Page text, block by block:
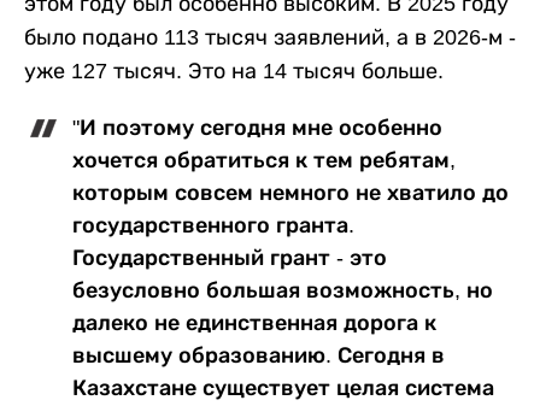
было подано 113 тысяч заявлений, а в 2026-м -
уже 127 тысяч. Это на 14 тысяч больше.
"И поэтому сегодня мне особенно
хочется обратиться к тем ребятам,
которым совсем немного не хватило до
государственного гранта.
Государственный грант - это
безусловно большая возможность, но
далеко не единственная дорога к
высшему образованию. Сегодня в
Казахстане существует целая система